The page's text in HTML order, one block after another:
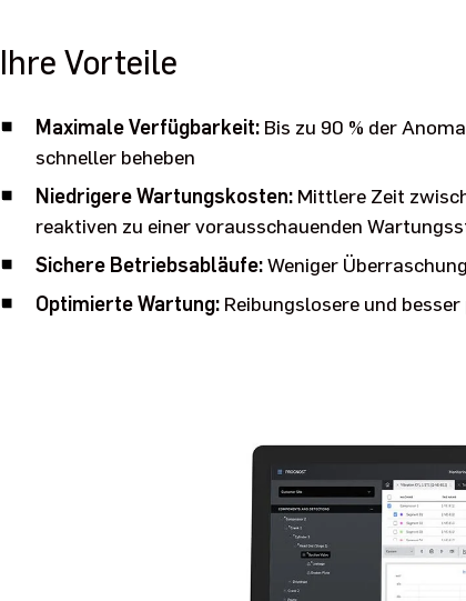
Ihre Vorteile
Maximale Verfügbarkeit: Bis zu 90 % der
schneller beheben
Niedrigere Wartungskosten: Mittlere Zeit
reaktiven zu einer vorausschauenden
Sichere Betriebsabläufe:Weniger
Optimierte Wartung: Reibungslosere und